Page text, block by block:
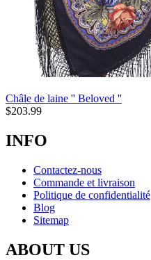
Châle de laine '' Beloved ''
$203.99
INFO
Contactez-nous
Commande et livraison
Politique de confidentialité
Blog
Sitemap
ABOUT US